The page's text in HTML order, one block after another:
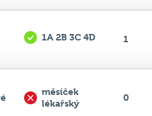
1A 2B 3C 4D 1
měsíček
lékařský
0